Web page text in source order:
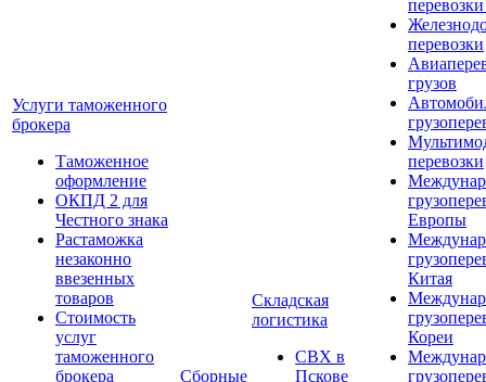
Услуги таможенного
брокера
Таможенное
оформление
ОКПД 2 для
Честного знака
Растаможка
незаконно
ввезенных
товаров
Стоимость
услуг
таможенного
брокера
Сборные
Складская
логистика
СВХ в
Пскове
перевозки
грузов
перевозки
Европы
Китая
Кореи